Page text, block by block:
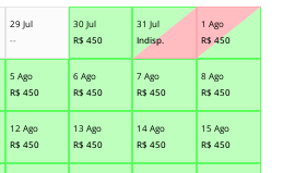
29 Jul
--
30 Jul
R$ 450
31 Jul
Indisp.
1 Ago
R$ 450
5 Ago
R$ 450
6 Ago
R$ 450
7 Ago
R$ 450
8 Ago
R$ 450
12 Ago
R$ 450
13 Ago
R$ 450
14 Ago
R$ 450
15 Ago
R$ 450